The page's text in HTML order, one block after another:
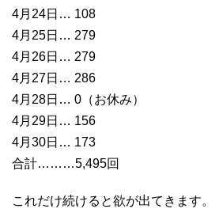
4月24日… 108
4月25日… 279
4月26日… 279
4月27日… 286
4月28日… 0（お休み）
4月29日… 156
4月30日… 173
合計………5,495回
これだけ続けると欲が出てきます。